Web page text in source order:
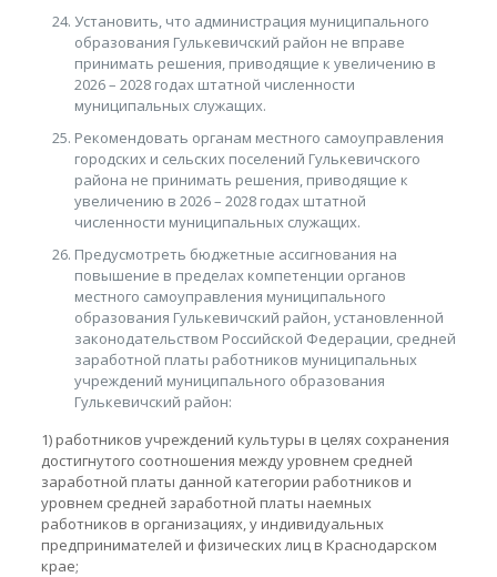
Установить, что администрация муниципального
образования Гулькевичский район не вправе
принимать решения, приводящие к увеличению в
2026 – 2028 годах штатной численности
муниципальных служащих.
Рекомендовать органам местного самоуправления
городских и сельских поселений Гулькевичского
района не принимать решения, приводящие к
увеличению в 2026 – 2028 годах штатной
численности муниципальных служащих.
Предусмотреть бюджетные ассигнования на
повышение в пределах компетенции органов
местного самоуправления муниципального
образования Гулькевичский район, установленной
законодательством Российской Федерации, средней
заработной платы работников муниципальных
учреждений муниципального образования
Гулькевичский район:
1) работников учреждений культуры в целях сохранения
достигнутого соотношения между уровнем средней
заработной платы данной категории работников и
уровнем средней заработной платы наемных
работников в организациях, у индивидуальных
предпринимателей и физических лиц в Краснодарском
крае;